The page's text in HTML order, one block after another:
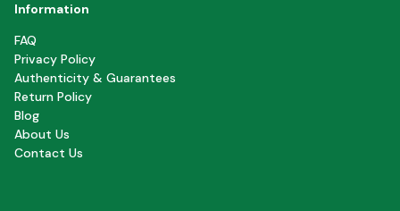
Information
FAQ
Privacy Policy
Authenticity & Guarantees
Return Policy
Blog
About Us
Contact Us